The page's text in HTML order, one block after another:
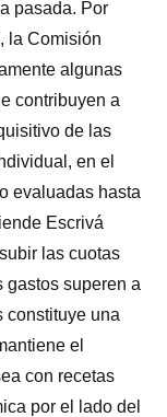
pasada. Por
la Comisión
algunas
contribuyen a
de las
en el
evaluadas hasta
Escrivá
las cuotas
gastos superen a
constituye una
el
con recetas
por el lado del